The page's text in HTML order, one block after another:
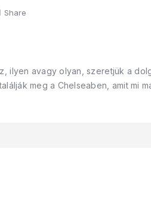
Share
ilyen avagy olyan, szeretjük a
meg a Chelseaben, amit mi